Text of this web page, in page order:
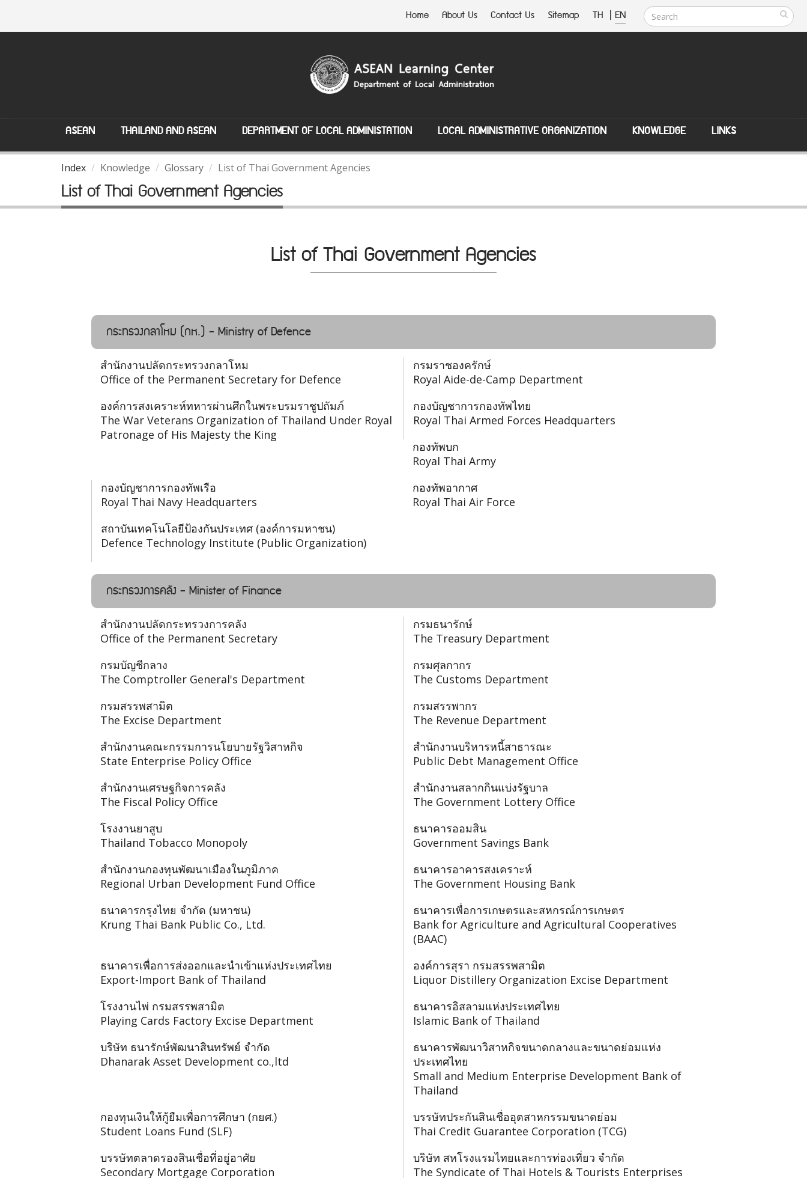
Home About Us Contact Us Sitemap TH | EN
ASEAN THAILAND AND ASEAN DEPARTMENT OF LOCAL ADMINISTATION LOCAL ADMINISTRATIVE ORGANIZATION KNOWLEDGE LINKS
Index Knowledge Glossary List of Thai Government Agencies
List of Thai Government Agencies
List of Thai Government Agencies
กระทรวงกลาโหม (กห.) - Ministry of Defence
สำนักงานปลัดกระทรวงกลาโหม
Office of the Permanent Secretary for Defence
กรมราชองครักษ์
Royal Aide-de-Camp Department
องค์การสงเคราะห์ทหารผ่านศึกในพระบรมราชูปถัมภ์
The War Veterans Organization of Thailand Under Royal
Patronage of His Majesty the King
กองบัญชาการกองทัพไทย
Royal Thai Armed Forces Headquarters
กองทัพบก
Royal Thai Army
กองบัญชาการกองทัพเรือ
Royal Thai Navy Headquarters
กองทัพอากาศ
Royal Thai Air Force
สถาบันเทคโนโลยีป้องกันประเทศ (องค์การมหาชน)
Defence Technology Institute (Public Organization)
กระทรวงการคลัง - Minister of Finance
สำนักงานปลัดกระทรวงการคลัง
Office of the Permanent Secretary
กรมธนารักษ์
The Treasury Department
กรมบัญชีกลาง
The Comptroller General's Department
กรมศุลกากร
The Customs Department
กรมสรรพสามิต
The Excise Department
กรมสรรพากร
The Revenue Department
สำนักงานคณะกรรมการนโยบายรัฐวิสาหกิจ
State Enterprise Policy Office
สำนักงานบริหารหนี้สาธารณะ
Public Debt Management Office
สำนักงานเศรษฐกิจการคลัง
The Fiscal Policy Office
สำนักงานสลากกินแบ่งรัฐบาล
The Government Lottery Office
โรงงานยาสูบ
Thailand Tobacco Monopoly
ธนาคารออมสิน
Government Savings Bank
สำนักงานกองทุนพัฒนาเมืองในภูมิภาค
Regional Urban Development Fund Office
ธนาคารอาคารสงเคราะห์
The Government Housing Bank
ธนาคารกรุงไทย จำกัด (มหาชน)
Krung Thai Bank Public Co., Ltd.
ธนาคารเพื่อการเกษตรและสหกรณ์การเกษตร
Bank for Agriculture and Agricultural Cooperatives
(BAAC)
ธนาคารเพื่อการส่งออกและนำเข้าแห่งประเทศไทย
Export-Import Bank of Thailand
องค์การสุรา กรมสรรพสามิต
Liquor Distillery Organization Excise Department
โรงงานไพ่ กรมสรรพสามิต
Playing Cards Factory Excise Department
ธนาคารอิสลามแห่งประเทศไทย
Islamic Bank of Thailand
บริษัท ธนารักษ์พัฒนาสินทรัพย์ จำกัด
Dhanarak Asset Development co.,ltd
ธนาคารพัฒนาวิสาหกิจขนาดกลางและขนาดย่อมแห่ง
ประเทศไทย
Small and Medium Enterprise Development Bank of
Thailand
กองทุนเงินให้กู้ยืมเพื่อการศึกษา (กยศ.)
Student Loans Fund (SLF)
บรรษัทประกันสินเชื่ออุตสาหกรรมขนาดย่อม
Thai Credit Guarantee Corporation (TCG)
บรรษัทตลาดรองสินเชื่อที่อยู่อาศัย
Secondary Mortgage Corporation
บริษัท สหโรงแรมไทยและการท่องเที่ยว จำกัด
The Syndicate of Thai Hotels & Tourists Enterprises